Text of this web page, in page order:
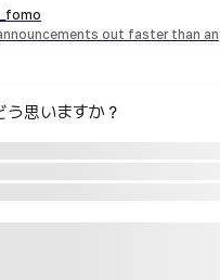
out faster than
う思いますか？